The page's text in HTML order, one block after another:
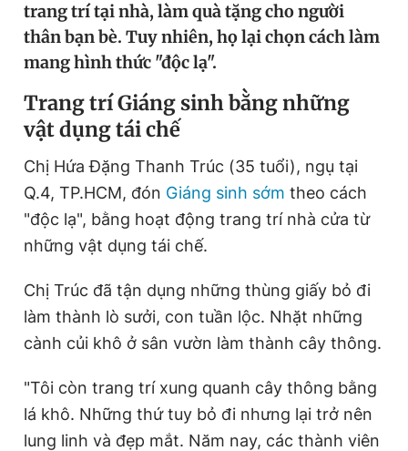
Video Magazine
Sản phẩm khác
Tiện ích
Thông tin tòa soạn Liên hệ quảng cáo
Đọc Thanh Niên trên điện thoại
Theo dõi báo trên
trang trí tại nhà, làm quà tặng cho người
thân bạn bè. Tuy nhiên, họ lại chọn cách làm
mang hình thức "độc lạ".
Trang trí Giáng sinh bằng những
vật dụng tái chế
Chị Hứa Đặng Thanh Trúc (35 tuổi), ngụ tại
Q.4, TP.HCM, đón Giáng sinh sớm theo cách
"độc lạ", bằng hoạt động trang trí nhà cửa từ
những vật dụng tái chế.
Chị Trúc đã tận dụng những thùng giấy bỏ đi
làm thành lò sưởi, con tuần lộc. Nhặt những
cành củi khô ở sân vườn làm thành cây thông.
"Tôi còn trang trí xung quanh cây thông bằng
lá khô. Những thứ tuy bỏ đi nhưng lại trở nên
lung linh và đẹp mắt. Năm nay, các thành viên